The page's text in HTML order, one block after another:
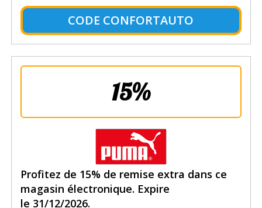
CODE CONFORTAUTO
15%
Profitez de 15% de remise extra dans ce
magasin électronique. Expire
le 31/12/2026.